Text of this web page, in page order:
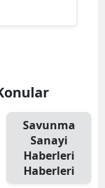
Savunma
Sanayi
Haberleri
Haberleri